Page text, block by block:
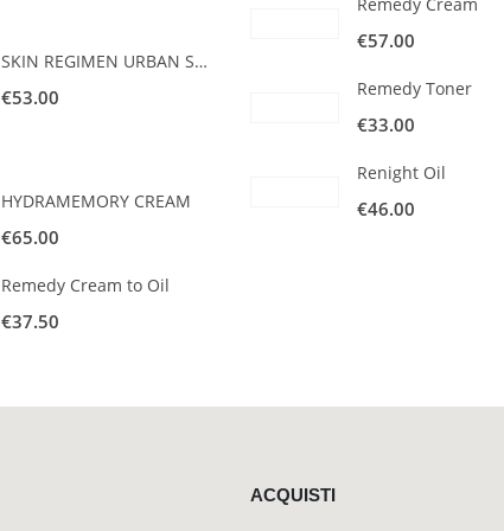
SKIN REGIMEN URBAN SHIELD SPF30
€53.00
HYDRAMEMORY CREAM
€65.00
Remedy Cream to Oil
€37.50
€57.00
Remedy Toner
€33.00
Renight Oil
€46.00
ACQUISTI